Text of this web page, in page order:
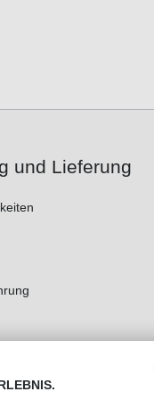
und Lieferung